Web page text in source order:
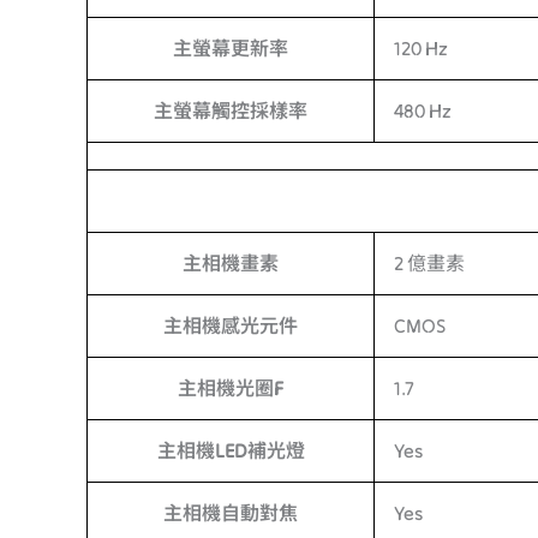
主螢幕更新率 120 Hz
主螢幕觸控採樣率 480 Hz
主相機畫素 2 億畫素
主相機感光元件 CMOS
主相機光圈F 1.7
主相機LED補光燈 Yes
主相機自動對焦 Yes